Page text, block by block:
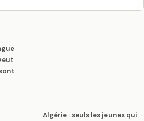
Algérie : seuls les jeunes qui